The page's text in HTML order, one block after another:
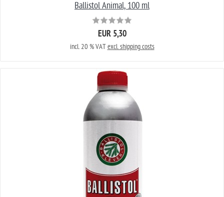
Ballistol Animal, 100 ml
EUR 5,30
incl. 20 % VATexcl. shipping costs